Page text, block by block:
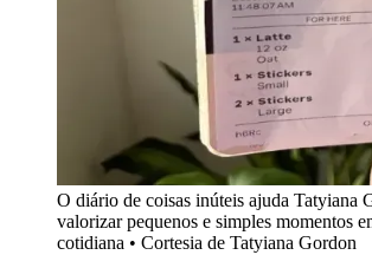
O diário de coisas inúteis ajuda Tatyiana
valorizar pequenos e simples momentos
cotidiana • Cortesia de Tatyiana Gordon